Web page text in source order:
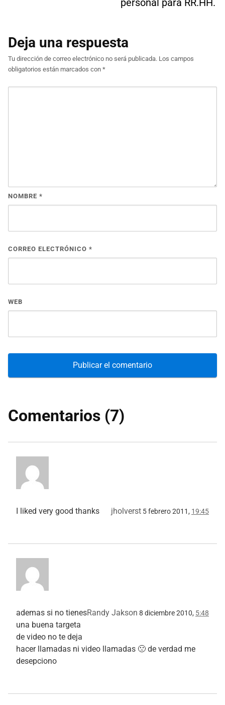
personal para RR.HH.
Deja una respuesta
Tu dirección de correo electrónico no será publicada. Los campos
obligatorios están marcados con *
NOMBRE *
CORREO ELECTRÓNICO *
WEB
Comentarios (7)
jholverst 5 febrero 2011, 19:45
I liked very good thanks
Randy Jakson 8 diciembre 2010, 5:48
ademas si no tienes
una buena targeta
de video no te deja
hacer llamadas ni video llamadas 🙁 de verdad me
desepciono